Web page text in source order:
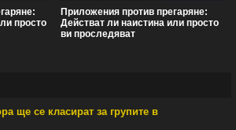
просто
Приложения против прегаряне:
Действат ли наистина или просто
ви проследяват
ще се класират за групите в